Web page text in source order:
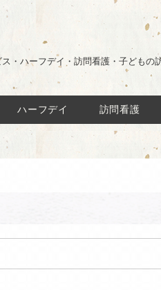
・ハーフデイ・訪問看護・子どもの
ハーフデイ 訪問看護